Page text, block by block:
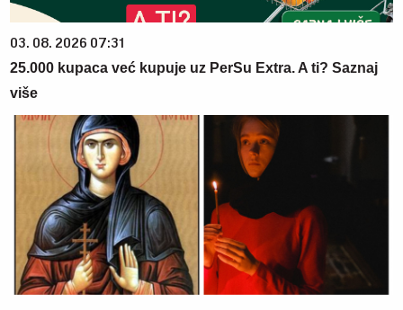
03. 08. 2026 07:31
25.000 kupaca već kupuje uz PerSu Extra. A ti? Saznaj
više